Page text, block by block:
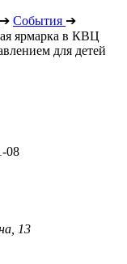
➔ События ➔
ярмарка в КВЦ
для детей
08
13